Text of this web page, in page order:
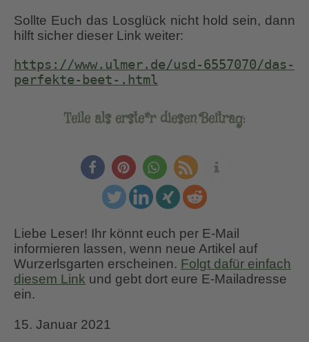
Sollte Euch das Losglück nicht hold sein, dann
hilft sicher dieser Link weiter:
https://www.ulmer.de/usd-6557070/das-
perfekte-beet-.html
Teile als erste*r diesen Beitrag:
Liebe Leser! Ihr könnt euch per E-Mail
informieren lassen, wenn neue Artikel auf
Wurzerlsgarten erscheinen. Folgt dafür einfach
diesem Link und gebt dort eure E-Mailadresse
ein.
15. Januar 2021